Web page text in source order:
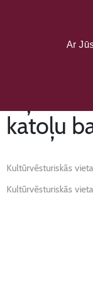
Viļakas
katoļu
Kultūrvēsturiskās
Kultūrvēsturiskās
Ar